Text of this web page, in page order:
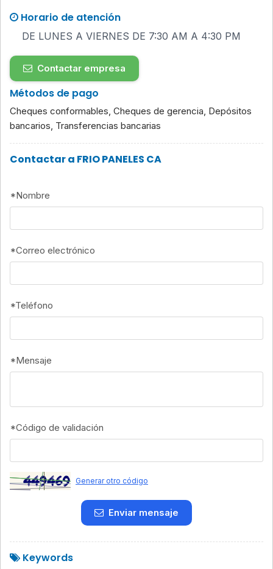
Horario de atención
DE LUNES A VIERNES DE 7:30 AM A 4:30 PM
Contactar empresa
Métodos de pago
Cheques conformables, Cheques de gerencia, Depósitos
bancarios, Transferencias bancarias
Contactar a FRIO PANELES CA
*Nombre
*Correo electrónico
*Teléfono
*Mensaje
*Código de validación
Generar otro código
Enviar mensaje
Keywords